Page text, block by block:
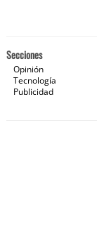
Secciones
Opinión
Tecnología
Publicidad